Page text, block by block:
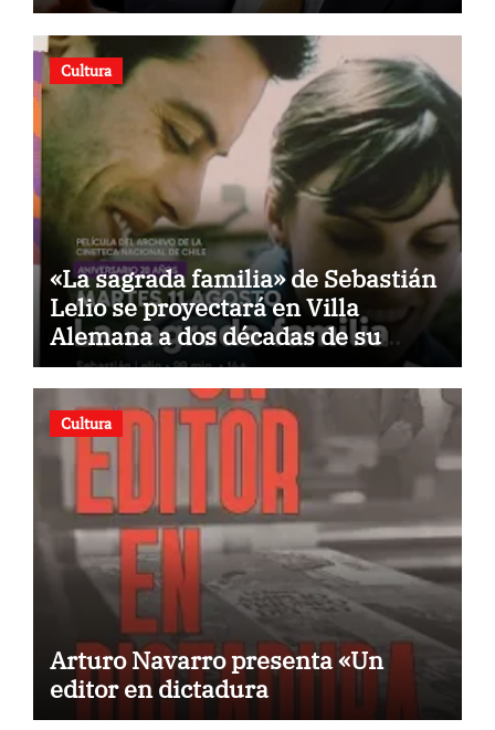
Cultura
«La sagrada familia» de Sebastián
Lelio se proyectará en Villa
Alemana a dos décadas de su
estreno
Cultura
Arturo Navarro presenta «Un
editor en dictadura